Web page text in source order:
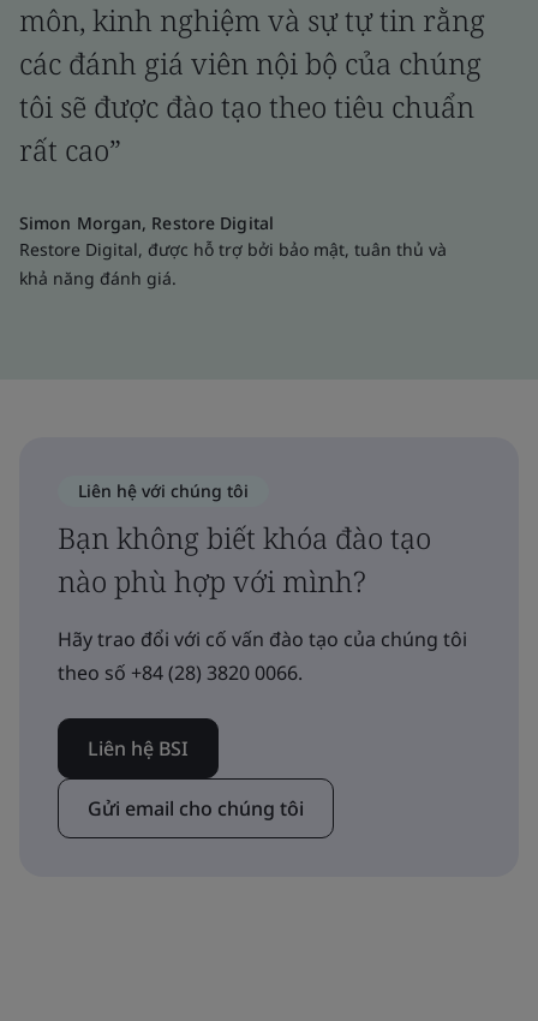
môn, kinh nghiệm và sự tự tin rằng
các đánh giá viên nội bộ của chúng
tôi sẽ được đào tạo theo tiêu chuẩn
rất cao”
Simon Morgan, Restore Digital
Restore Digital, được hỗ trợ bởi bảo mật, tuân thủ và
khả năng đánh giá.
Liên hệ với chúng tôi
Bạn không biết khóa đào tạo
nào phù hợp với mình?
Hãy trao đổi với cố vấn đào tạo của chúng tôi
theo số +84 (28) 3820 0066.
Liên hệ BSI
Gửi email cho chúng tôi